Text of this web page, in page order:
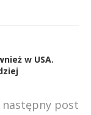
w USA.
następny post